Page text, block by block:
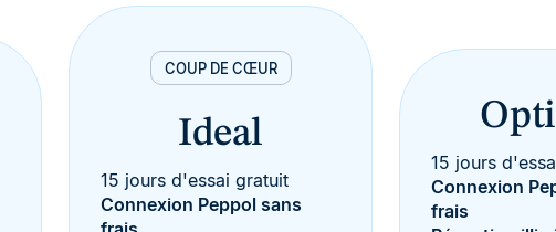
COUP DE CŒUR
Ideal
15 jours d'essai gratuit
Connexion Peppol sans
15 jours
Connexion
frais